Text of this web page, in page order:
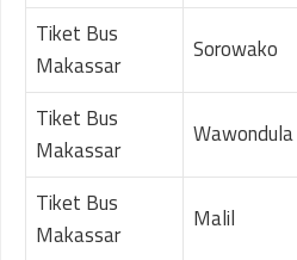
Tiket Bus
Makassar
Sorowako
Tiket Bus
Makassar
Wawondula
Tiket Bus
Makassar
Malil